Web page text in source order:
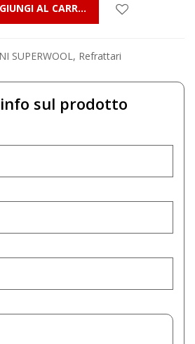
AL CARRELLO
SUPERWOOL , Refrattari
sul prodotto